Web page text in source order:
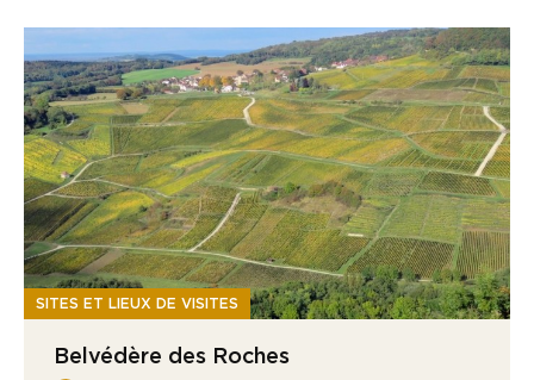
SITES ET LIEUX DE VISITES
Belvédère des Roches